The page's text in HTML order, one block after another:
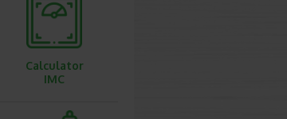
Calculator
IMC